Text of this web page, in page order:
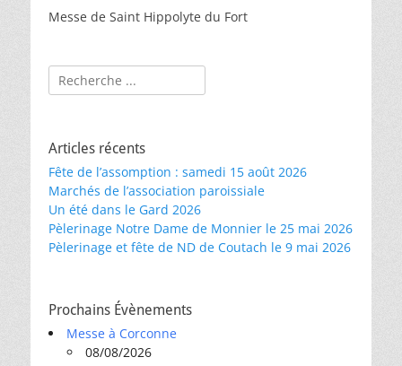
Messe de Saint Hippolyte du Fort
Rechercher :
Articles récents
Fête de l’assomption : samedi 15 août 2026
Marchés de l’association paroissiale
Un été dans le Gard 2026
Pèlerinage Notre Dame de Monnier le 25 mai 2026
Pèlerinage et fête de ND de Coutach le 9 mai 2026
Prochains Évènements
Messe à Corconne
08/08/2026